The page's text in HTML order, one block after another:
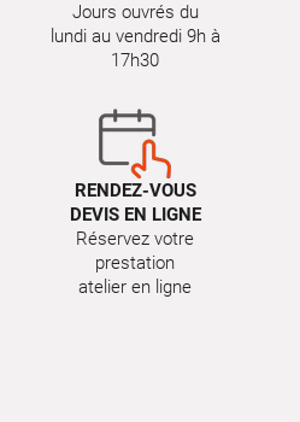
Jours ouvrés du
lundi au vendredi 9h à
17h30
RENDEZ-VOUS
DEVIS EN LIGNE
Réservez votre
prestation
atelier en ligne